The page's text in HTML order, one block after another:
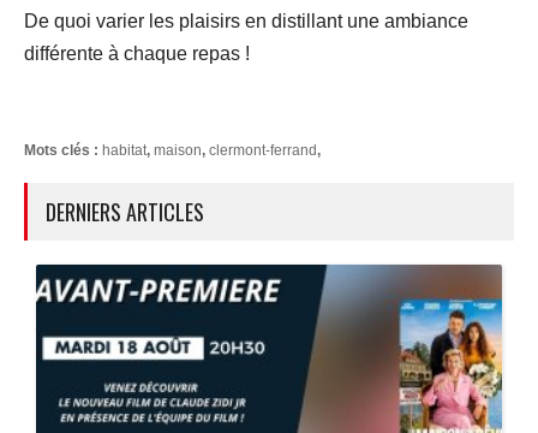
De quoi varier les plaisirs en distillant une ambiance
différente à chaque repas !
Mots clés : habitat, maison, clermont-ferrand,
DERNIERS ARTICLES